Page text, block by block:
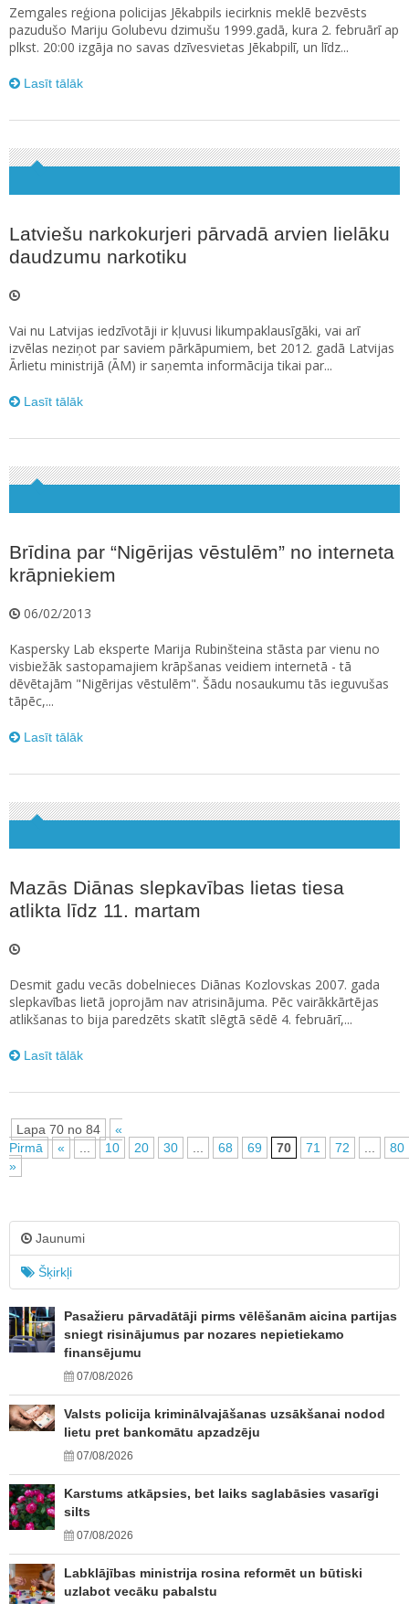
Zemgales reģiona policijas Jēkabpils iecirknis meklē bezvēsts
pazudušo Mariju Golubevu dzimušu 1999.gadā, kura 2. februārī ap
plkst. 20:00 izgāja no savas dzīvesvietas Jēkabpilī, un līdz...
Lasīt tālāk
Latviešu narkokurjeri pārvadā arvien lielāku
daudzumu narkotiku
Vai nu Latvijas iedzīvotāji ir kļuvusi likumpaklausīgāki, vai arī
izvēlas neziņot par saviem pārkāpumiem, bet 2012. gadā Latvijas
Ārlietu ministrijā (ĀM) ir saņemta informācija tikai par...
Lasīt tālāk
Brīdina par “Nigērijas vēstulēm” no interneta
krāpniekiem
06/02/2013
Kaspersky Lab eksperte Marija Rubinšteina stāsta par vienu no
visbiežāk sastopamajiem krāpšanas veidiem internetā - tā
dēvētajām "Nigērijas vēstulēm". Šādu nosaukumu tās ieguvušas
tāpēc,...
Lasīt tālāk
Mazās Diānas slepkavības lietas tiesa
atlikta līdz 11. martam
Desmit gadu vecās dobelnieces Diānas Kozlovskas 2007. gada
slepkavības lietā joprojām nav atrisinājuma. Pēc vairākkārtējas
atlikšanas to bija paredzēts skatīt slēgtā sēdē 4. februārī,...
Lasīt tālāk
Lapa 70 no 84
«
Pirmā
« 10 20 30 68 69 70 71 72
80
»
Jaunumi
Šķirkļi
Pasažieru pārvadātāji pirms vēlēšanām aicina partijas
sniegt risinājumus par nozares nepietiekamo
finansējumu
07/08/2026
Valsts policija kriminālvajāšanas uzsākšanai nodod
lietu pret bankomātu apzadzēju
07/08/2026
Karstums atkāpsies, bet laiks saglabāsies vasarīgi
silts
07/08/2026
Labklājības ministrija rosina reformēt un būtiski
uzlabot vecāku pabalstu